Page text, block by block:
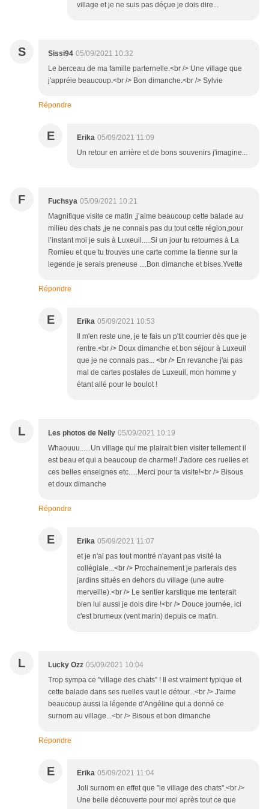
village et je ne suis pas déçue je dois dire...
S Sissi94 05/09/2021 10:32
Le berceau de ma famille parternelle.<br /> Une village que
j'appréie beaucoup.<br /> Bon dimanche.<br /> Sylvie
Répondre
E Erika 05/09/2021 11:09
Un retour en arrière et de bons souvenirs j'imagine...
F Fuchsya 05/09/2021 10:21
Magnifique visite ce matin ,j’aime beaucoup cette balade au
milieu des chats ,je ne connais pas du tout cette région,pour
l’instant moi je suis à Luxeuil.....Si un jour tu retournes à La
Romieu et que tu trouves une carte comme la tienne sur la
legende je serais preneuse ....Bon dimanche et bises.Yvette
Répondre
E Erika 05/09/2021 10:53
Il m'en reste une, je te fais un p'tit courrier dès que je
rentre.<br /> Doux dimanche et bon séjour à Luxeuil
que je ne connais pas... <br /> En revanche j'ai pas
mal de cartes postales de Luxeuil, mon homme y
étant allé pour le boulot !
L Les photos de Nelly 05/09/2021 10:19
Whaouuu......Un village qui me plairait bien visiter tellement il
est beau et qui a beaucoup de charme!! J'adore ces ruelles et
ces belles enseignes etc.....Merci pour ta visite!<br /> Bisous
et doux dimanche
Répondre
E Erika 05/09/2021 11:07
et je n'ai pas tout montré n'ayant pas visité la
collégiale...<br /> Prochainement je parlerais des
jardins situés en dehors du village (une autre
merveille).<br /> Le sentier karstique me tenterait
bien lui aussi je dois dire !<br /> Douce journée, ici
c'est brumeux (vent marin) depuis ce matin.
L Lucky Ozz 05/09/2021 10:04
Trop sympa ce "village des chats" ! Il est vraiment typique et
cette balade dans ses ruelles vaut le détour...<br /> J'aime
beaucoup aussi la légende d'Angéline qui a donné ce
surnom au village...<br /> Bisous et bon dimanche
Répondre
E Erika 05/09/2021 11:04
Joli surnom en effet que "le village des chats".<br />
Une belle découverte pour moi après tout ce que